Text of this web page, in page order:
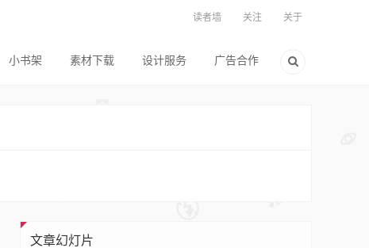
读者墙 关注 关于
小书架 素材下载 设计服务 广告合作
文章幻灯片